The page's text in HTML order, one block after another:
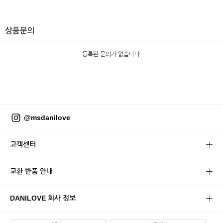
상품문의
등록된 문의가 없습니다.
@msdanilove
고객센터
교환 반품 안내
DANILOVE 회사 정보